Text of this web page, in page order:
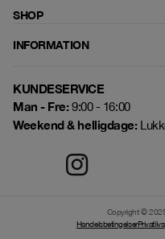
SHOP
INFORMATION
KUNDESERVICE
Man - Fre:9:00 - 16:00
Weekend & helligdage:
Copyright ©
Handelsbetingelser